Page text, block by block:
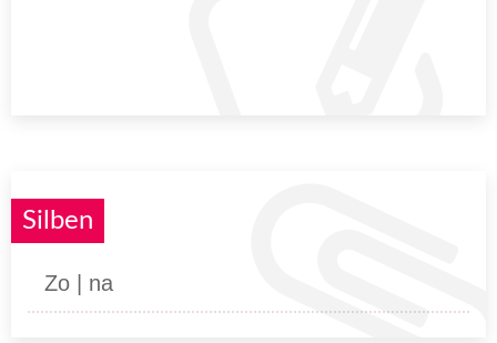
Silben
Zo | na